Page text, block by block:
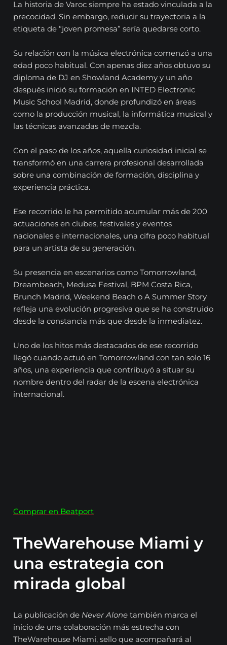
La historia de Varoc siempre ha estado vinculada a la
precocidad. Sin embargo, reducir su trayectoria a la
etiqueta de “joven promesa” sería quedarse corto.
Su relación con la música electrónica comenzó a una
edad poco habitual. Con apenas diez años obtuvo su
diploma de DJ en Showland Academy y un año
después inició su formación en INTED Electronic
Music School Madrid, donde profundizó en áreas
como la producción musical, la informática musical y
las técnicas avanzadas de mezcla.
Con el paso de los años, aquella curiosidad inicial se
transformó en una carrera profesional desarrollada
sobre una combinación de formación, disciplina y
experiencia práctica.
Ese recorrido le ha permitido acumular más de 200
actuaciones en clubes, festivales y eventos
nacionales e internacionales, una cifra poco habitual
para un artista de su generación.
Su presencia en escenarios como Tomorrowland,
Dreambeach, Medusa Festival, BPM Costa Rica,
Brunch Madrid, Weekend Beach o A Summer Story
refleja una evolución progresiva que se ha construido
desde la constancia más que desde la inmediatez.
Uno de los hitos más destacados de ese recorrido
llegó cuando actuó en Tomorrowland con tan solo 16
años, una experiencia que contribuyó a situar su
nombre dentro del radar de la escena electrónica
internacional.
Comprar en Beatport
TheWarehouse Miami y
una estrategia con
mirada global
La publicación de Never Alone también marca el
inicio de una colaboración más estrecha con
TheWarehouse Miami, sello que acompañará al